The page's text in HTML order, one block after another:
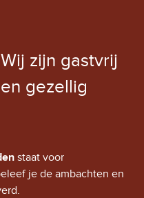
G
E
N
Wij zijn gastvrij
en gezellig
staat voor
je de ambachten en